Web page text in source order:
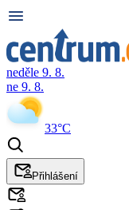
neděle 9. 8.
ne 9. 8.
33°C
Přihlášení